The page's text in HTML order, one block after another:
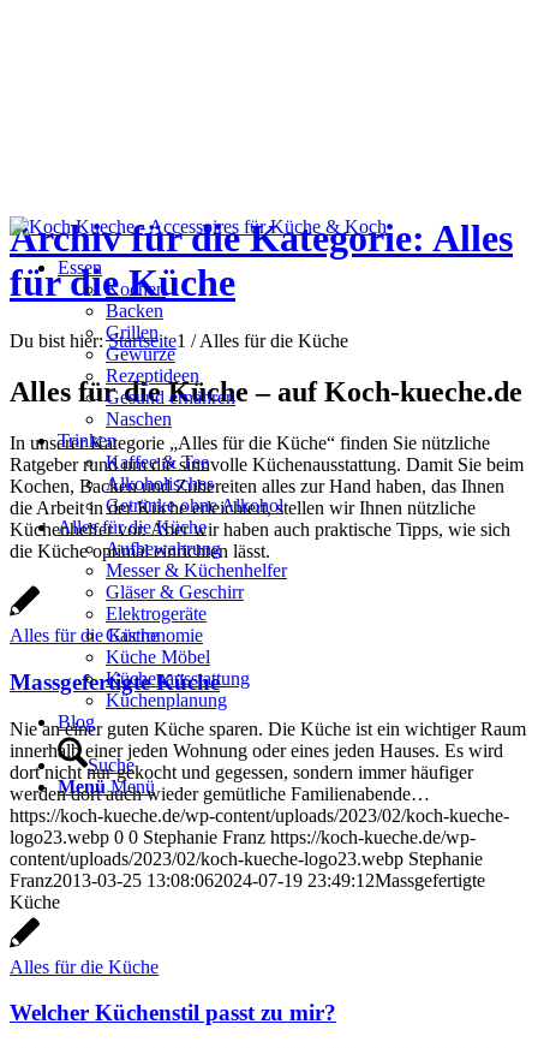
Essen
Kochen
Backen
Grillen
Gewürze
Rezeptideen
Gesund ernähren
Naschen
Trinken
Kaffee & Tee
Alkoholisches
Getränke ohne Alkohol
Alles für die Küche
Aufbewahrung
Messer & Küchenhelfer
Gläser & Geschirr
Elektrogeräte
Gastronomie
Küche Möbel
Küchenausstattung
Küchenplanung
Blog
Suche
Menü Menü
Archiv für die Kategorie: Alles
für die Küche
Du bist hier: Startseite1 /Alles für die Küche
Alles für die Küche – auf Koch-kueche.de
In unserer Kategorie „Alles für die Küche“ finden Sie nützliche
Ratgeber rund um die sinnvolle Küchenausstattung. Damit Sie beim
Kochen, Backen und Zubereiten alles zur Hand haben, das Ihnen
die Arbeit in der Küche erleichtert, stellen wir Ihnen nützliche
Küchenhelfer vor. Aber wir haben auch praktische Tipps, wie sich
die Küche optimal einrichten lässt.
Alles für die Küche
Massgefertigte Küche
Nie an einer guten Küche sparen. Die Küche ist ein wichtiger Raum
innerhalb einer jeden Wohnung oder eines jeden Hauses. Es wird
dort nicht nur gekocht und gegessen, sondern immer häufiger
werden dort auch wieder gemütliche Familienabende…
https://koch-kueche.de/wp-content/uploads/2023/02/koch-kueche-
logo23.webp 0 0 Stephanie Franz https://koch-kueche.de/wp-
content/uploads/2023/02/koch-kueche-logo23.webp Stephanie
Franz2013-03-25 13:08:062024-07-19 23:49:12Massgefertigte
Küche
Alles für die Küche
Welcher Küchenstil passt zu mir?